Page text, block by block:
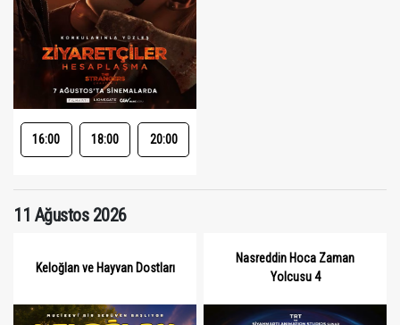
16:00 18:00 20:00
11 Ağustos 2026
Keloğlan ve Hayvan Dostları
Nasreddin Hoca Zaman
Yolcusu 4